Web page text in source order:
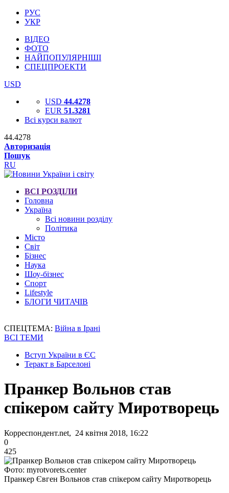
РУС
УКР
ВІДЕО
ФОТО
НАЙПОПУЛЯРНІШІ
СПЕЦПРОЕКТИ
USD
USD 44.4278
EUR 51.3281
Всі курси валют
44.4278
Авторизація
Пошук
RU
ВСІ РОЗДІЛИ
Головна
Україна
Всі новини розділу
Політика
Місто
Світ
Бізнес
Наука
Шоу-бізнес
Спорт
Lifestyle
БЛОГИ ЧИТАЧІВ
СПЕЦТЕМА: Війна в Ірані
ВСІ ТЕМИ
Вступ України в ЄС
Теракт в Барселоні
Пранкер Вольнов став
спікером сайту Миротворець
Корреспондент.net, 24 квітня 2018, 16:22
0
425
Фото: myrotvorets.center
Пранкер Євген Вольнов став спікером сайту Миротворець